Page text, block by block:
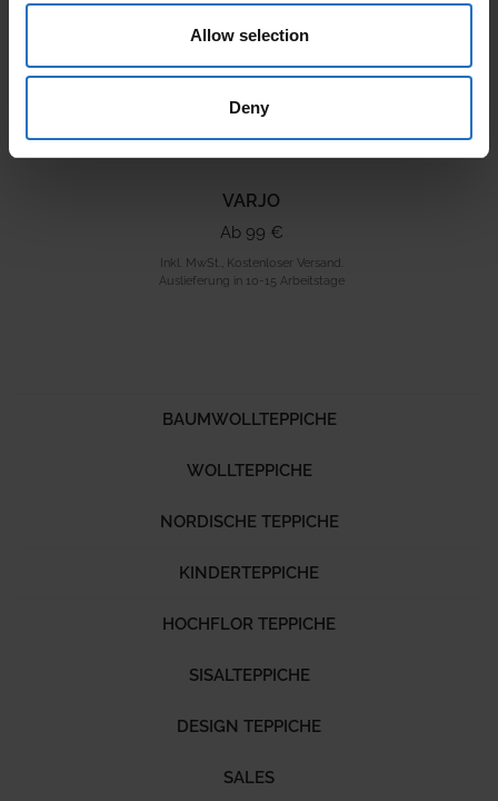
Allow selection
Deny
VARJO
Ab 99 €
Inkl. MwSt., Kostenloser Versand.
Auslieferung in 10-15 Arbeitstage
BAUMWOLLTEPPICHE
WOLLTEPPICHE
NORDISCHE TEPPICHE
KINDERTEPPICHE
HOCHFLOR TEPPICHE
SISALTEPPICHE
DESIGN TEPPICHE
SALES